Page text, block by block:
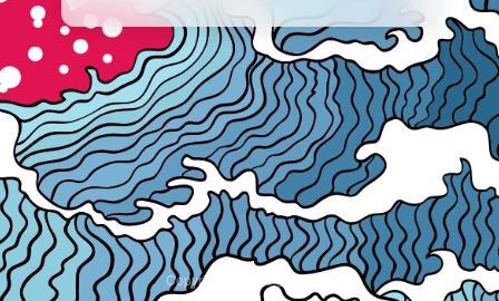
Copyright © 2026安逸导航